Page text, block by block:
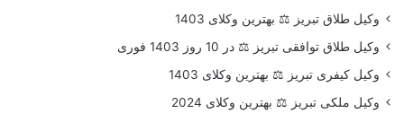
وکیل طلاق تبریز ⚖️ بهترین وکلای 1403
وکیل طلاق توافقی تبریز ⚖️ در 10 روز 1403 فوری
وکیل کیفری تبریز ⚖️ بهترین وکلای 1403
وکیل ملکی تبریز ⚖️ بهترین وکلای 2024